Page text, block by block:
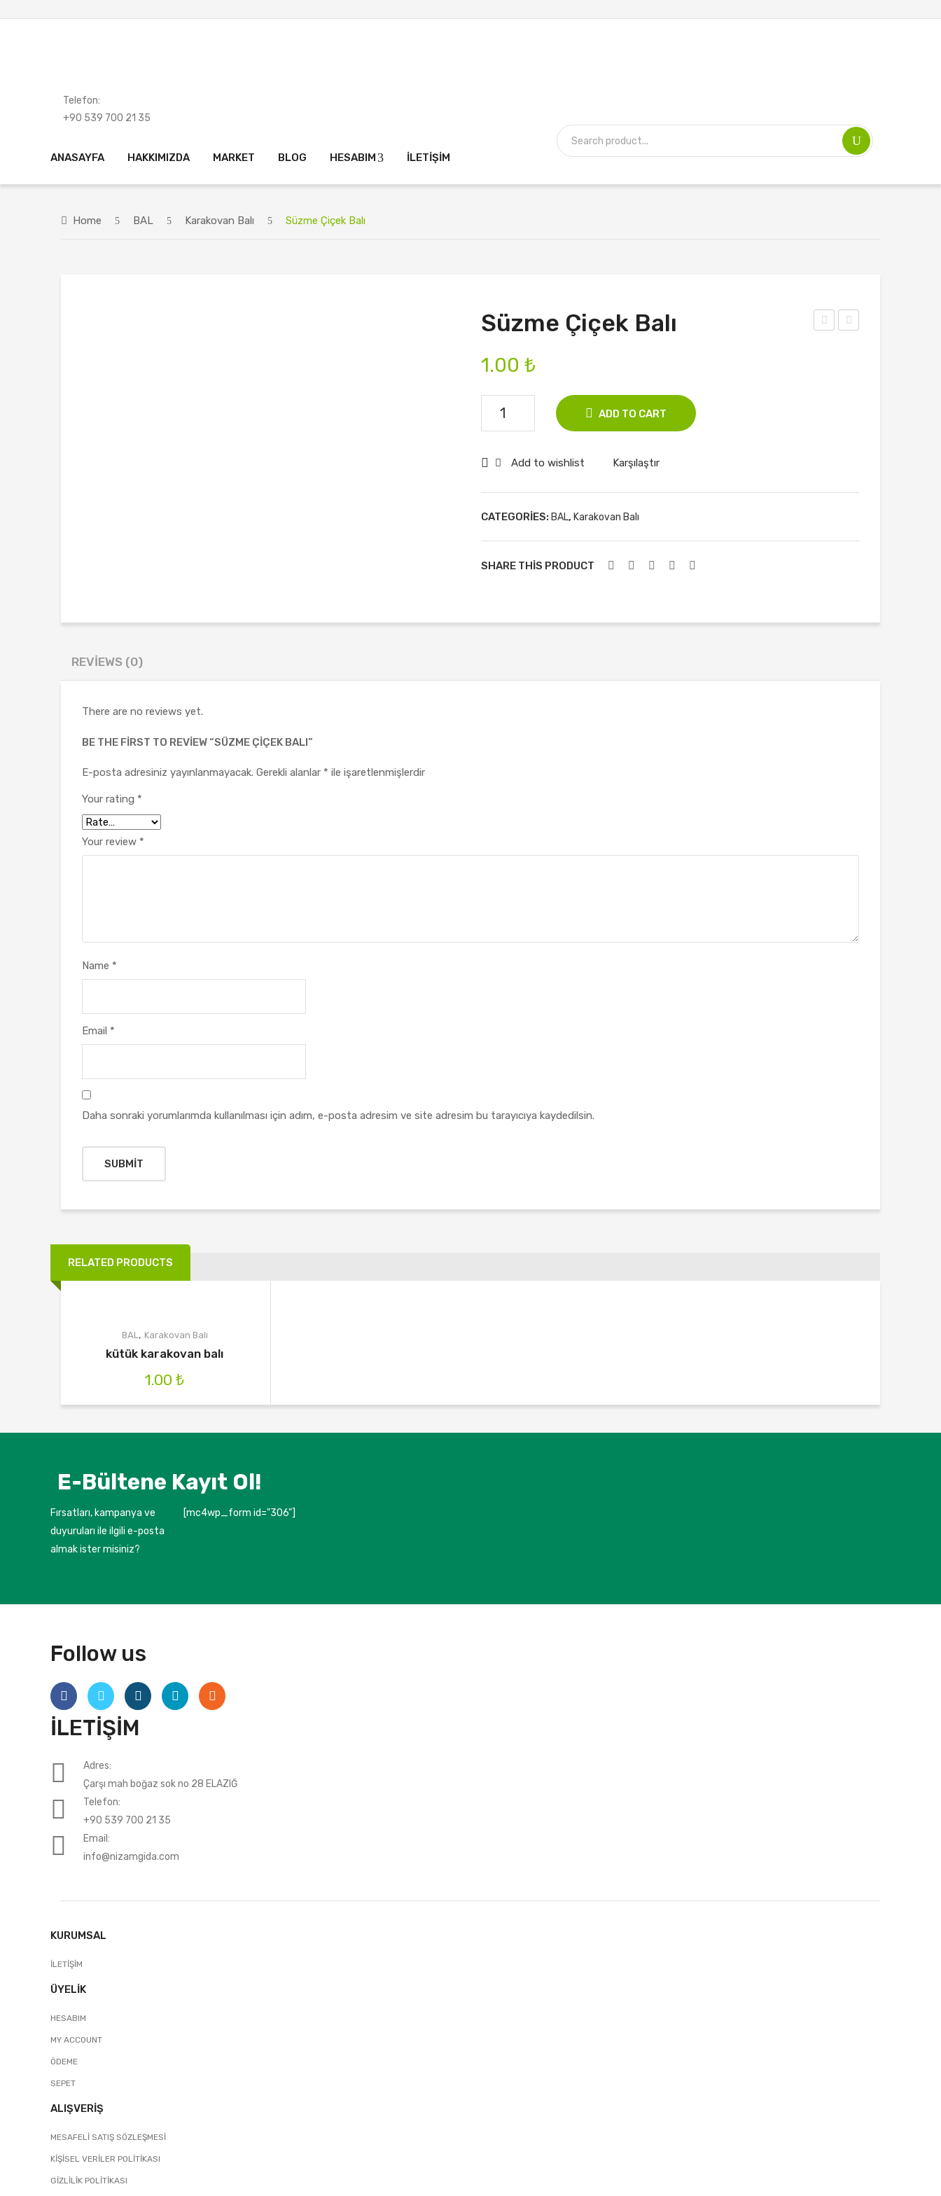
Telefon:
+90 539 700 21 35
ANASAYFA HAKKIMIZDA MARKET BLOG HESABIM İLETIŞIM
Home BAL Karakovan Balı Süzme Çiçek Balı
Süzme Çiçek Balı
1.00 ₺
Süzme
quantity
ADD TO CART
Add to wishlist Karşılaştır
CATEGORIES: BAL, Karakovan Balı
SHARE THIS PRODUCT
REVIEWS (0)
There are no reviews yet.
BE THE FIRST TO REVIEW “SÜZME ÇIÇEK BALI”
E-posta adresiniz yayınlanmayacak. Gerekli alanlar * ile işaretlenmişlerdir
Your rating *
Your review *
Name *
Email *
Daha sonraki yorumlarımda kullanılması için adım, e-posta adresim ve site adresim bu tarayıcıya kaydedilsin.
RELATED PRODUCTS
BAL , Karakovan Balı
kütük karakovan balı
1.00 ₺
E-Bültene Kayıt Ol!
Fırsatları, kampanya ve
duyuruları ile ilgili e-posta
almak ister misiniz?
[mc4wp_form id="306"]
Follow us
İLETİŞİM
Adres:
Çarşı mah boğaz sok no 28 ELAZIĞ
Telefon:
+90 539 700 21 35
Email:
info@nizamgida.com
KURUMSAL
İLETIŞIM
ÜYELİK
HESABIM
MY ACCOUNT
ÖDEME
SEPET
ALIŞVERİŞ
MESAFELI SATIŞ SÖZLEŞMESI
KIŞISEL VERILER POLITIKASI
GIZLILIK POLITIKASI